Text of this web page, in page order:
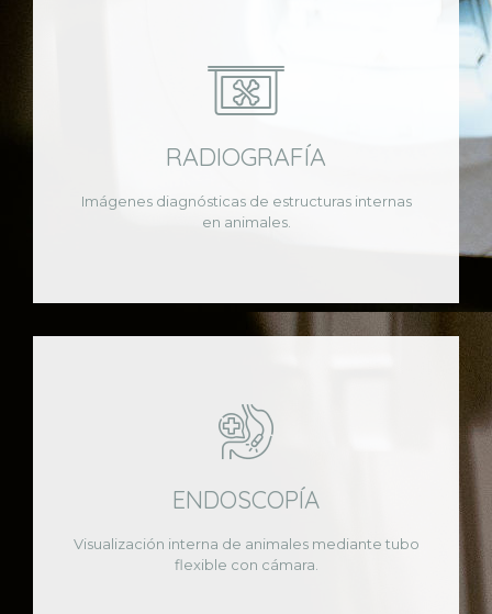
RADIOGRAFÍA
Imágenes diagnósticas de estructuras internas
en animales.
ENDOSCOPÍA
Visualización interna de animales mediante tubo
flexible con cámara.